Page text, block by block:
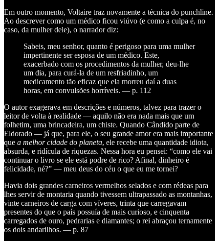
Em outro momento, Voltaire traz novamente a técnica do punchline.
Ao descrever como um médico ficou viúvo (e como a culpa é, no
caso, da mulher dele), o narrador diz:
Sabeis, meu senhor, quanto é perigoso para uma mulher
impertinente ser esposa de um médico. Este,
exacerbado com os procedimentos da mulher, deu-lhe
um dia, para curá-la de um resfriadinho, um
medicamento tão eficaz que ela morreu daí a duas
horas, em convulsões horríveis. — p. 112
O autor exagerava em descrições e números, talvez para trazer o
leitor de volta à realidade — aquilo não era nada mais que um
folhetim, uma brincadeira, um chiste. Quando Cândido parte de
Eldorado — já que, para ele, o seu grande amor era mais importante
que a melhor cidade do planeta, ele recebe uma quantidade idiota,
absurda, e ridícula de riquezas. Nessa hora eu pensei: “como ele vai
continuar o livro se ele está podre de rico? Afinal, dinheiro é
felicidade, né?” — meu deus do céu o que eu me tornei?
Havia dois grandes carneiros vermelhos selados e com rédeas para
lhes servir de montaria quando tivessem ultrapassado as montanhas,
vinte carneiros de carga com víveres, trinta que carregavam
presentes do que o país possuía de mais curioso, e cinquenta
carregados de ouro, pedrarias e diamantes; o rei abraçou ternamente
os dois andarilhos. — p. 87